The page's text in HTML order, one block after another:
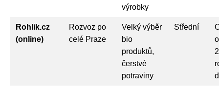
výrobky
Rohlik.cz
(online)
Rozvoz po
celé Praze
Velký výběr
bio
produktů,
čerstvé
potraviny
Střední